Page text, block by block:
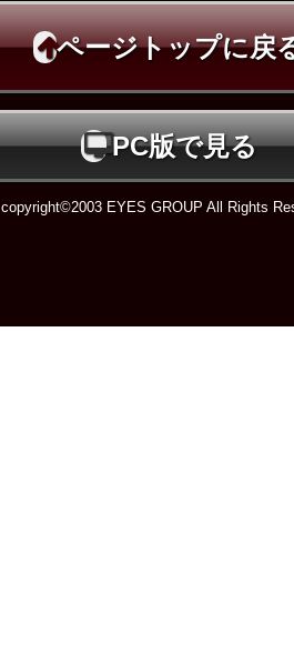
ページトップに戻
PC版で見る
copyright©2003 EYES GROUP All Rights